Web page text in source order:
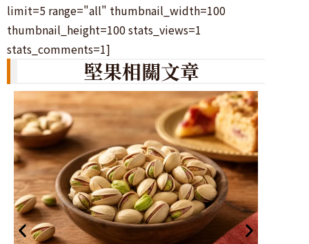
limit=5 range="all" thumbnail_width=100
thumbnail_height=100 stats_views=1
stats_comments=1]
堅果相關文章